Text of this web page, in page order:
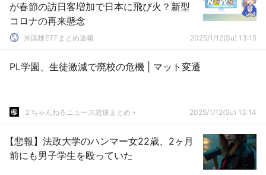
が春節の訪日客増加で日本に飛び火？新型
コロナの再来懸念
米国株ETFまとめ速報 2025/1/12(Su) 13:15
PL学園、生徒激減で廃校の危機 | マット変遷
２ちゃんねるニュース超速まとめ＋ 2025/1/12(Su) 13:14
【悲報】法政大学のハンマー女22歳、2ヶ月
前にも男子学生を殴っていた